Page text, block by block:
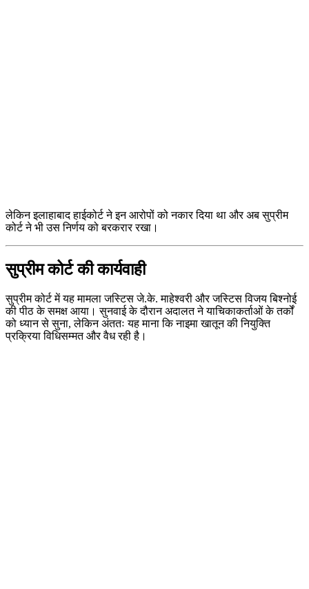
लेकिन इलाहाबाद हाईकोर्ट ने इन आरोपों को नकार दिया था और अब सुप्रीम
कोर्ट ने भी उस निर्णय को बरकरार रखा।
सुप्रीम कोर्ट की कार्यवाही
सुप्रीम कोर्ट में यह मामला जस्टिस जे.के. माहेश्वरी और जस्टिस विजय बिश्नोई
की पीठ के समक्ष आया। सुनवाई के दौरान अदालत ने याचिकाकर्ताओं के तर्कों
को ध्यान से सुना, लेकिन अंततः यह माना कि नाइमा खातून की नियुक्ति
प्रक्रिया विधिसम्मत और वैध रही है।